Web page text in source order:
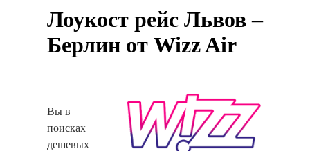
Лоукост рейс Львов –
Берлин от Wizz Air
Вы в
поисках
дешевых